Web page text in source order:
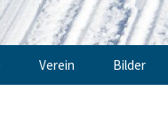
Verein Bilder